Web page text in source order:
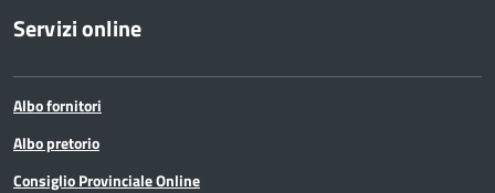
Servizi online
Albo fornitori
Albo pretorio
Consiglio Provinciale Online